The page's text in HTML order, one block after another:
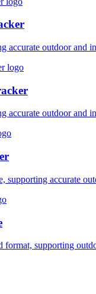
accurate outdoor
accurate outdoor
supporting accurate
format, supporting